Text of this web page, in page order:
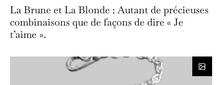
La Brune et La Blonde : Autant de précieuses
combinaisons que de façons de dire « Je
t’aime ».